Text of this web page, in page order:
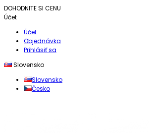
DOHODNITE SI CENU
Účet
Účet
Objednávka
Prihlásiť sa
Slovensko
Slovensko
Česko